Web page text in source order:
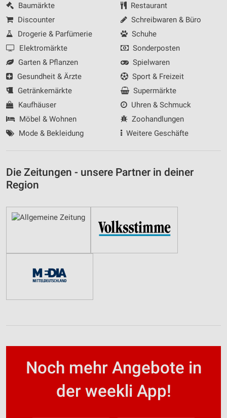
Baumärkte
Discounter
Drogerie & Parfümerie
Elektromärkte
Garten & Pflanzen
Gesundheit & Ärzte
Getränkemärkte
Kaufhäuser
Möbel & Wohnen
Mode & Bekleidung
Restaurant
Schreibwaren & Büro
Schuhe
Sonderposten
Spielwaren
Sport & Freizeit
Supermärkte
Uhren & Schmuck
Zoohandlungen
Weitere Geschäfte
Die Zeitungen - unsere Partner in deiner
Region
Noch mehr Angebote in
der weekli App!